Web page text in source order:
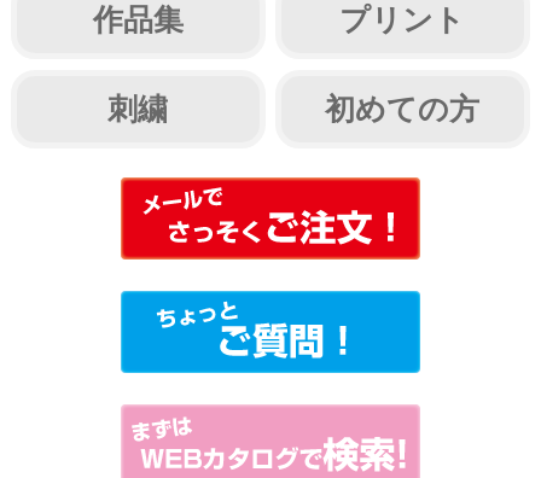
作品集 プリント
刺繍 初めての方